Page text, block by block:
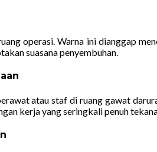
operasi. Warna ini dianggap
suasana penyembuhan.
atau staf di ruang gawat
kerja yang seringkali penuh